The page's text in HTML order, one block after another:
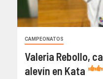
CAMPEONATOS
Valeria Rebollo,
alevín en Kata